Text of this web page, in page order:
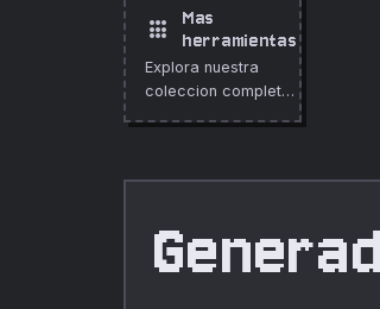
apps
Mas
herramientas
Explora nuestra
coleccion completa